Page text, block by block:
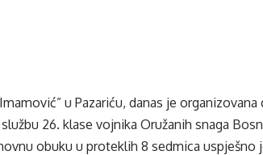
u Pazariću, danas je
26. klase vojnika Oružanih snaga
obuku u proteklih 8 sedmica uspješno